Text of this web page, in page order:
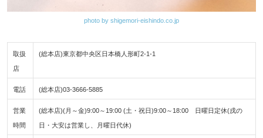
photo by shigemori-eishindo.co.jp
取扱
店
(総本店)東京都中央区日本橋人形町2-1-1
電話 (総本店)03-3666-5885
営業
時間
(総本店)(月～金)9:00～19:00 (土・祝日)9:00～18:00 日曜日定休(戌の
日・大安は営業し、月曜日代休)